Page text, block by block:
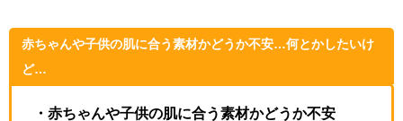
赤ちゃんや子供の肌に合う素材かどうか不安…何とかしたいけ
ど…
・赤ちゃんや子供の肌に合う素材かどうか不安